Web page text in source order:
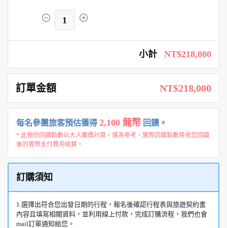
1
小計 NT$218,000
訂單金額 NT$218,000
每名參團旅客預估獲得 2,100 龍幣 回饋。
* 此預估回饋點數以大人團費計算，僅為參考，實際回饋點數將依您回國
後的實際支付費用結算。
訂購須知
1.選擇出符合您出發日期的行程，報名後確認行程表與旅遊契約書
內容且填寫相關資料，並利用線上付款，完成訂購流程，我們也會
mail訂單通知給您。